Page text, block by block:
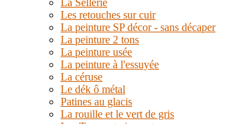
Les retouches sur cuir
La peinture SP décor - sans décaper
La peinture 2 tons
La peinture usée
La peinture à l'essuyée
La céruse
Le dék ô métal
Patines au glacis
La rouille et le vert de gris